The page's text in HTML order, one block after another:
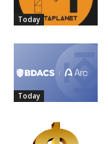
Today
Today